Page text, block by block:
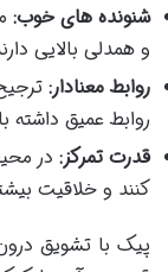
شنونده های خوب:
و همدلی بالایی
روابط معنادار:
روابط عمیق داشته
قدرت تمرکز: در
کنند و خلاقیت
پیک با تشویق